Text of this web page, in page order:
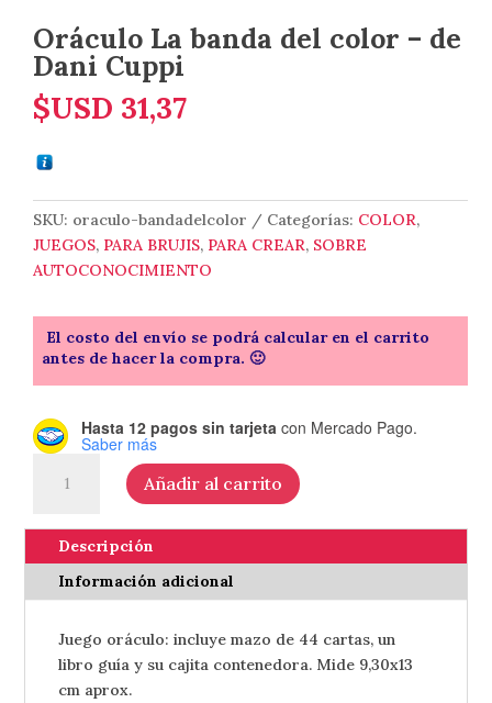
Oráculo La banda del color – de
Dani Cuppi
$USD 31,37
SKU: oraculo-bandadelcolor Categorías: COLOR,
JUEGOS, PARA BRUJIS, PARA CREAR, SOBRE
AUTOCONOCIMIENTO
El costo del envío se podrá calcular en el carrito
antes de hacer la compra. 🙂
Hasta 12 pagos sin tarjeta con Mercado Pago.
Saber más
color
Dani
Cuppi
cantidad
Añadir al carrito
Descripción
Información adicional
Juego oráculo: incluye mazo de 44 cartas, un
libro guía y su cajita contenedora. Mide 9,30x13
cm aprox.